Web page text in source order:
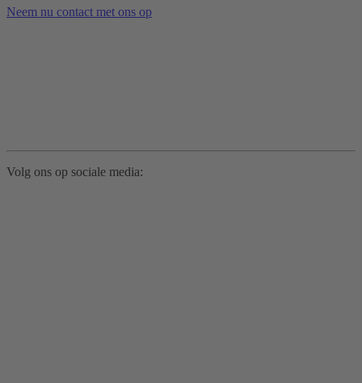
Neem nu contact met ons op
Volg ons op sociale media: